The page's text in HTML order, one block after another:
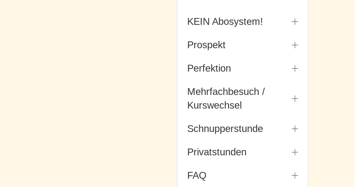
KEIN Abosystem!
Prospekt
Perfektion
Mehrfachbesuch /
Kurswechsel
Schnupperstunde
Privatstunden
FAQ